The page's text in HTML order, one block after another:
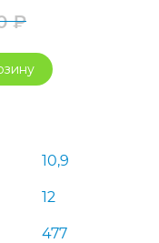
₽
цена
45
990 ₽.
цена:
989 ₽.
10,9
12
477